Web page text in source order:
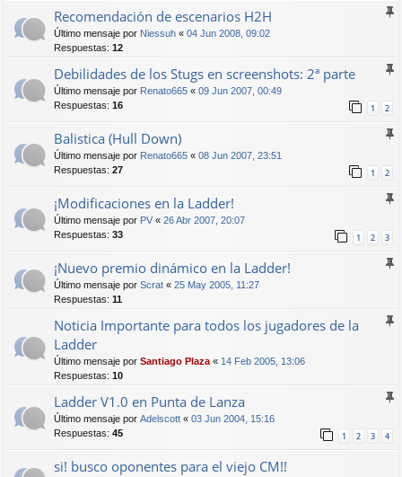
Recomendación de escenarios H2H
Último mensaje por Niessuh « 04 Jun 2008, 09:02
Respuestas: 12
Debilidades de los Stugs en screenshots: 2ª parte
Último mensaje por Renato665 « 09 Jun 2007, 00:49
Respuestas: 16 1 2
Balistica (Hull Down)
Último mensaje por Renato665 « 08 Jun 2007, 23:51
Respuestas: 27 1 2
¡Modificaciones en la Ladder!
Último mensaje por PV « 26 Abr 2007, 20:07
Respuestas: 33 1 2 3
¡Nuevo premio dinámico en la Ladder!
Último mensaje por Scrat « 25 May 2005, 11:27
Respuestas: 11
Noticia Importante para todos los jugadores de la
Ladder
Último mensaje por Santiago Plaza « 14 Feb 2005, 13:06
Respuestas: 10
Ladder V1.0 en Punta de Lanza
Último mensaje por Adelscott « 03 Jun 2004, 15:16
Respuestas: 45 1 2 3 4
si! busco oponentes para el viejo CM!!